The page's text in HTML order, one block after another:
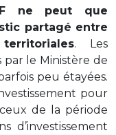
ne peut que
partagé entre
. Les
par le Ministère de
peu étayées.
pour
de la période
d’investissement